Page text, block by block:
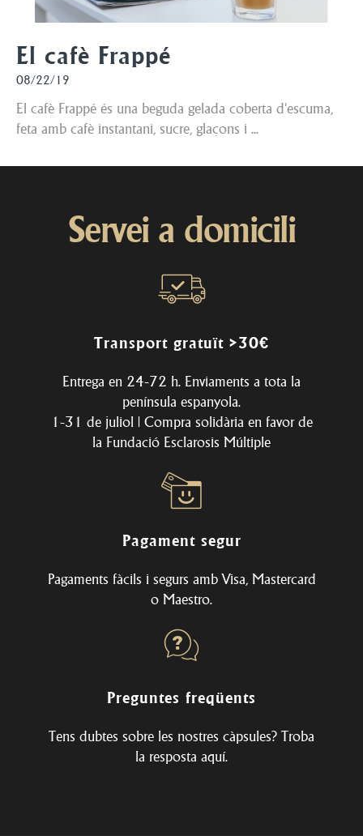
El cafè Frappé
08/22/19
El cafè Frappé és una beguda gelada coberta d'escuma,
feta amb cafè instantani, sucre, glaçons i ...
Servei a domicili
Transport gratuït >30€
Entrega en 24-72 h. Enviaments a tota la
península espanyola.
1-31 de juliol | Compra solidària en favor de
la Fundació Esclarosis Múltiple
Pagament segur
Pagaments fàcils i segurs amb Visa, Mastercard
o Maestro.
Preguntes freqüents
Tens dubtes sobre les nostres càpsules? Troba
la resposta aquí.